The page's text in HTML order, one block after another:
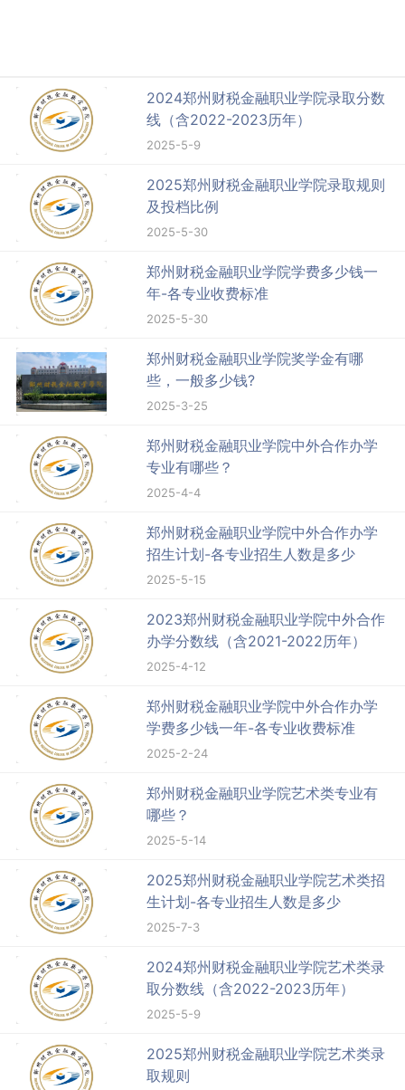
2024郑州财税金融职业学院录取分数
线（含2022-2023历年）
2025-5-9
2025郑州财税金融职业学院录取规则
及投档比例
2025-5-30
郑州财税金融职业学院学费多少钱一
年-各专业收费标准
2025-5-30
郑州财税金融职业学院奖学金有哪
些，一般多少钱?
2025-3-25
郑州财税金融职业学院中外合作办学
专业有哪些？
2025-4-4
郑州财税金融职业学院中外合作办学
招生计划-各专业招生人数是多少
2025-5-15
2023郑州财税金融职业学院中外合作
办学分数线（含2021-2022历年）
2025-4-12
郑州财税金融职业学院中外合作办学
学费多少钱一年-各专业收费标准
2025-2-24
郑州财税金融职业学院艺术类专业有
哪些？
2025-5-14
2025郑州财税金融职业学院艺术类招
生计划-各专业招生人数是多少
2025-7-3
2024郑州财税金融职业学院艺术类录
取分数线（含2022-2023历年）
2025-5-9
2025郑州财税金融职业学院艺术类录
取规则